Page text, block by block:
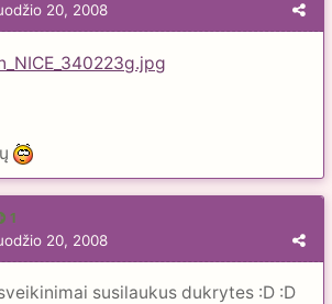
20, 2008
1
20, 2008
susilaukus dukrytes :D :D